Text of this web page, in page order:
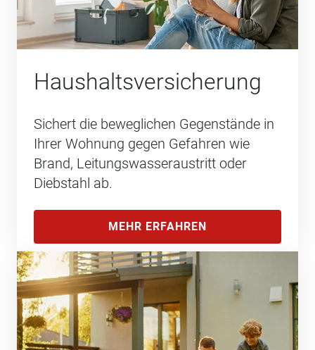
Haushalts­versicherung
Sichert die beweglichen Gegenstände in
Ihrer Wohnung gegen Gefahren wie
Brand, Leitungswasseraustritt oder
Diebstahl ab.
MEHR ERFAHREN